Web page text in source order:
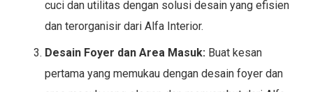
cuci dan utilitas dengan solusi desain yang efisien
dan terorganisir dari Alfa Interior.
Desain Foyer dan Area Masuk: Buat kesan
pertama yang memukau dengan desain foyer dan